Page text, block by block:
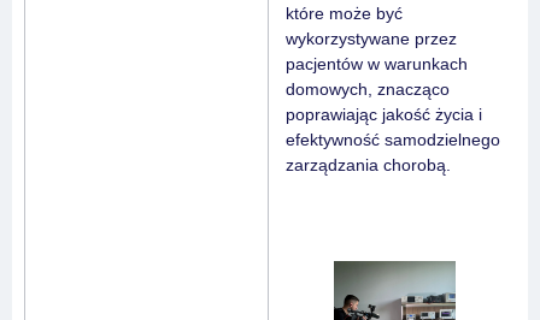
które może być
wykorzystywane przez
pacjentów w warunkach
domowych, znacząco
poprawiając jakość życia i
efektywność samodzielnego
zarządzania chorobą.